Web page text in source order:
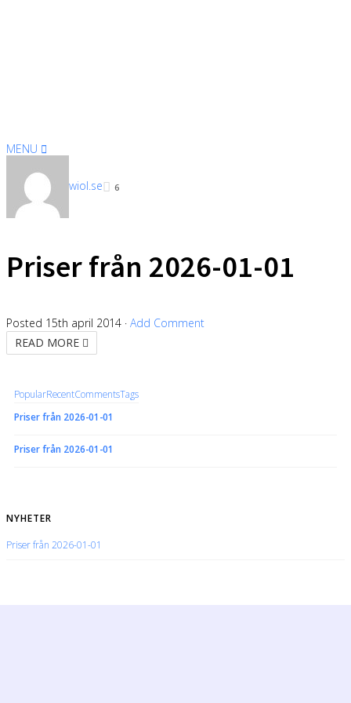
MENU
Kontakt
Om oss
wiol.se 6
Priser från 2026-01-01
Posted 15th april 2014 · Add Comment
READ MORE
PopularRecentCommentsTags
Priser från 2026-01-01
Priser från 2026-01-01
NYHETER
Priser från 2026-01-01